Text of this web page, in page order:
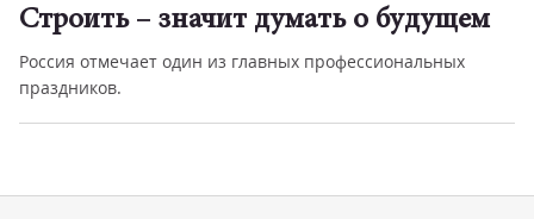
Строить – значит думать о будущем
Россия отмечает один из главных профессиональных
праздников.